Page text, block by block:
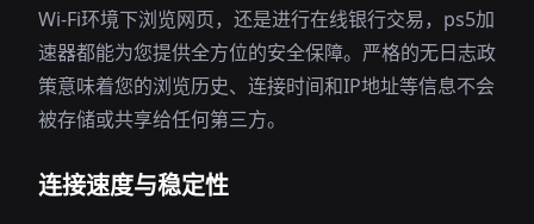
Wi-Fi环境下浏览网页，还是进行在线银行交易，ps5加
速器都能为您提供全方位的安全保障。严格的无日志政
策意味着您的浏览历史、连接时间和IP地址等信息不会
被存储或共享给任何第三方。
连接速度与稳定性